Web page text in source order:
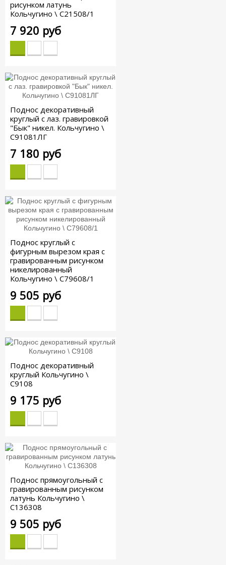
рисунком латунь
Кольчугино \ С21508/1
7 920 руб
Поднос декоративный
круглый с лаз. гравировкой
"Бык" никел. Кольчугино \
С91081ЛГ
7 180 руб
Поднос круглый с
фигурным вырезом края с
гравированным рисунком
никелированный
Кольчугино \ С79608/1
9 505 руб
Поднос декоративный
круглый Кольчугино \
С9108
9 175 руб
Поднос прямоугольный с
гравированным рисунком
латунь Кольчугино \
С136308
9 505 руб